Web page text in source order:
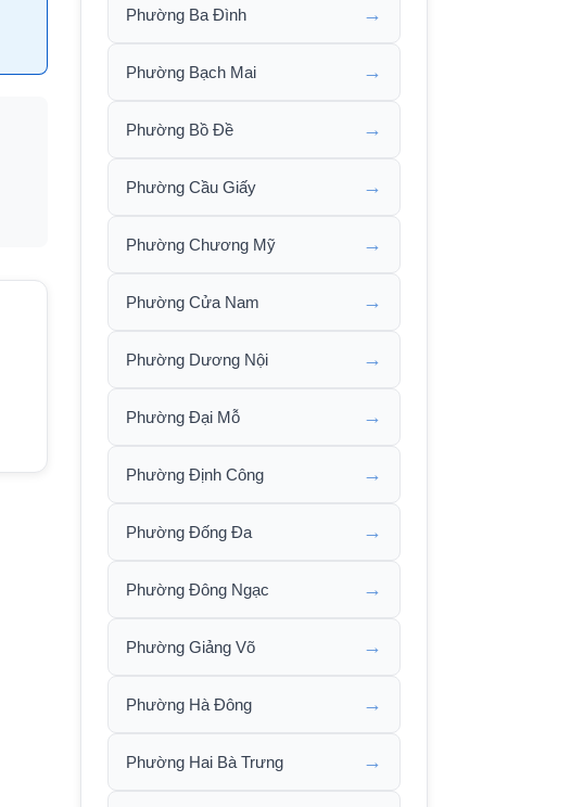
Phường Ba Đình →
Phường Bạch Mai →
Phường Bồ Đề →
Phường Cầu Giấy →
Phường Chương Mỹ →
Phường Cửa Nam →
Phường Dương Nội →
Phường Đại Mỗ →
Phường Định Công →
Phường Đống Đa →
Phường Đông Ngạc →
Phường Giảng Võ →
Phường Hà Đông →
Phường Hai Bà Trưng →